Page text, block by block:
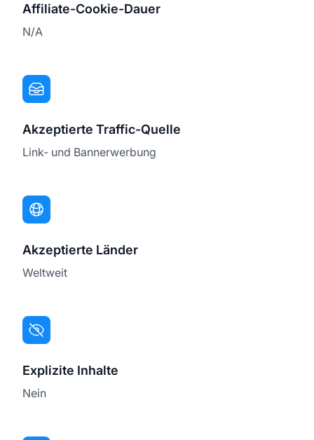
Affiliate-Cookie-Dauer
N/A
Akzeptierte Traffic-Quelle
Link- und Bannerwerbung
Akzeptierte Länder
Weltweit
Explizite Inhalte
Nein